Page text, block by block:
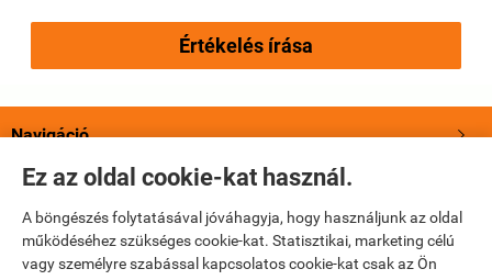
Ez az oldal cookie-kat használ.
A böngészés folytatásával jóváhagyja, hogy használjunk az oldal
működéséhez szükséges cookie-kat. Statisztikai, marketing célú
vagy személyre szabással kapcsolatos cookie-kat csak az Ön
Értékelés írása
Navigáció 
Saját fiók
Bemutatkozás